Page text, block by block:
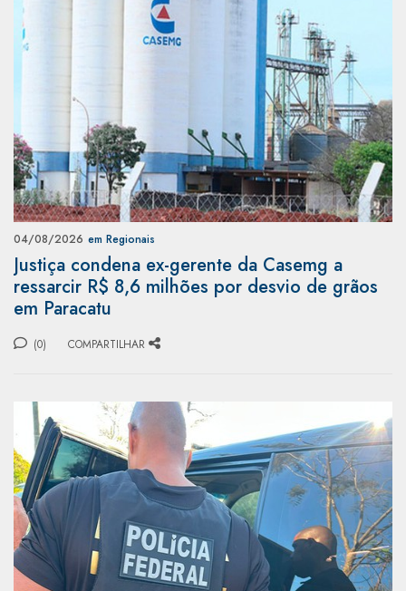
04/08/2026 em Regionais
Justiça condena ex-gerente da Casemg a
ressarcir R$ 8,6 milhões por desvio de grãos
em Paracatu
(0) COMPARTILHAR